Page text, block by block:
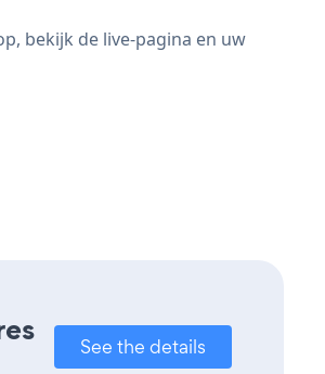
bekijk de live-pagina en uw
See the details